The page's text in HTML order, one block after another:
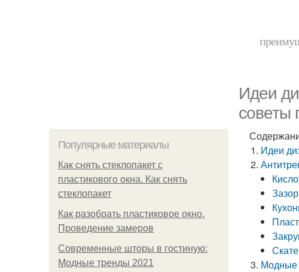
Идеи
советы
Популярные материалы
Как снять стеклопакет с
пластикового окна. Как снять
стеклопакет
Как разобрать пластиковое окно.
Проведение замеров
Современные шторы в гостиную:
Модные тренды 2021
Идеи